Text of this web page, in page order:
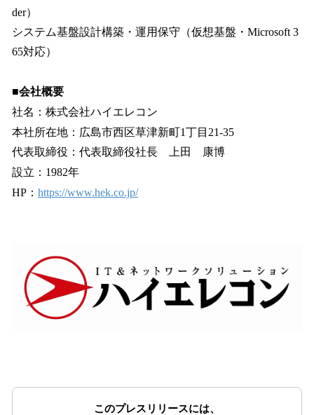
der）
システム基盤設計構築・運用保守（仮想基盤・Microsoft 3
65対応）
■会社概要
社名：株式会社ハイエレコン
本社所在地：広島市西区草津新町1丁目21-35
代表取締役：代表取締役社長 上田 康博
設立：1982年
HP： https://www.hek.co.jp/
このプレスリリースには、